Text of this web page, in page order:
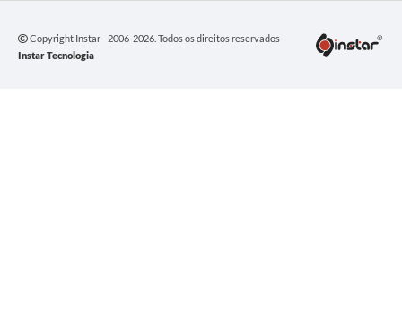
Copyright Instar - 2006-2026. Todos os direitos reservados -
Instar Tecnologia